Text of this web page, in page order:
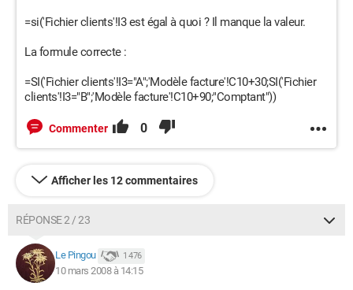
=si('Fichier clients'!I3 est égal à quoi ? Il manque la valeur.
La formule correcte :
=SI('Fichier clients'!I3="A";'Modèle facture'!C10+30;SI('Fichier
clients'!I3="B";'Modèle facture'!C10+90;"Comptant"))
Commenter 0
Afficher les 12 commentaires
RÉPONSE 2 / 23
Le Pingou 1 476
10 mars 2008 à 14:15